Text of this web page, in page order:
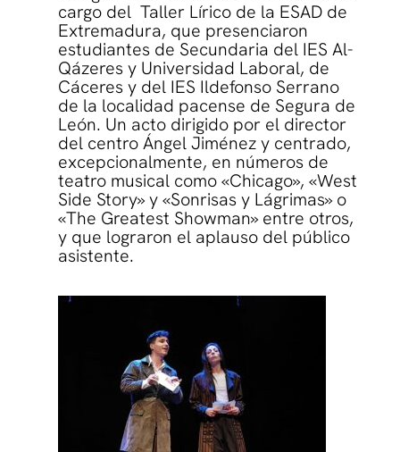
cargo del Taller Lírico de la ESAD de
Extremadura, que presenciaron
estudiantes de Secundaria del IES Al-
Qázeres y Universidad Laboral, de
Cáceres y del IES Ildefonso Serrano
de la localidad pacense de Segura de
León. Un acto dirigido por el director
del centro Ángel Jiménez y centrado,
excepcionalmente, en números de
teatro musical como «Chicago», «West
Side Story» y «Sonrisas y Lágrimas» o
«The Greatest Showman» entre otros,
y que lograron el aplauso del público
asistente.